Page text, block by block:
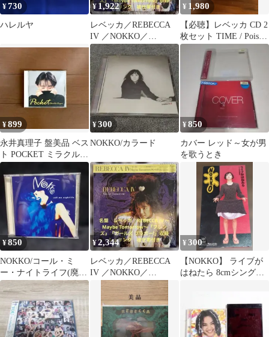
¥730
ハレルヤ
¥ 1,922
レベッカ／REBECCA
IV ／NOKKO／
BOØWY／レコード／
名盤／美盤
¥ 1,980
【必聴】レベッカ CD 2
枚セット TIME / Poison
REBECCA
¥899
永井真理子 盤美品 ベス
ト POCKET ミラクル・
ガール ZUTTO ポケッ
ト
¥300
NOKKO/カラード
¥850
カバー レッド～女が男
を歌うとき
¥850
NOKKO/コール・ミ
ー・ナイトライフ(廃盤
CD)
¥2,344
レベッカ／REBECCA
IV ／NOKKO／
BOØWY／レコード／
名盤／美品
¥300
【NOKKO】 ライブが
はねたら 8cmシングル